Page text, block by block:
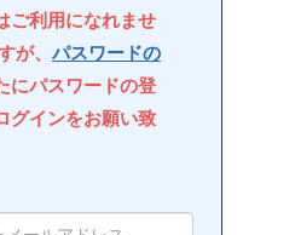
ご利用になれませ
が、 パスワードの
にパスワードの登
グインをお願い致